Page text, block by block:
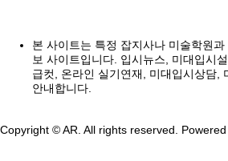
본 사이트는 특정 잡지사나 미술학원
보 사이트입니다. 입시뉴스, 미대입시
급컷, 온라인 실기연재, 미대입시상담,
안내합니다.
Copyright © AR. All rights reserved.